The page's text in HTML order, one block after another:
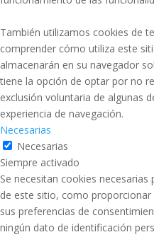
También utilizamos cookies de
comprender cómo utiliza este
almacenarán en su navegador
tiene la opción de optar por no
exclusión voluntaria de algunas
experiencia de navegación.
Necesarias
Necesarias
Siempre activado
Se necesitan cookies
de este sitio, como
sus preferencias de
ningún dato de identificación